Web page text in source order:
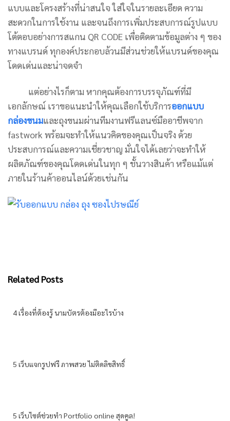
แบบและโครงสร้างที่น่าสนใจ ใส่ใจในรายละเอียด ความ
สะดวกในการใช้งาน และจนถึงการเพิ่มประสบการณ์รูปแบบ
โต้ตอบอย่างการสแกน QR CODE เพื่อติดตามข้อมูลต่าง ๆ ของ
ทางแบรนด์ ทุกองค์ประกอบล้วนมีส่วนช่วยให้แบรนด์ของคุณ
โดดเด่นและน่าจดจำ
แต่อย่างไรก็ตาม หากคุณต้องการบรรจุภัณฑ์ที่มี
เอกลักษณ์ เราขอแนะนำให้คุณเลือกใช้บริการออกแบบ
กล่องขนมและถุงขนมผ่านทีมงานฟรีแลนซ์มืออาชีพจาก
fastwork พร้อมจะทำให้แนวคิดของคุณเป็นจริง ด้วย
ประสบการณ์และความเชี่ยวชาญ มั่นใจได้เลยว่าจะทำให้
ผลิตภัณฑ์ของคุณโดดเด่นในทุก ๆ ชั้นวางสินค้า หรือแม้แต่
ภายในร้านค้าออนไลน์ด้วยเช่นกัน
Related Posts
4 เรื่องที่ต้องรู้ นามบัตรต้องมีอะไรบ้าง
5 เว็บแจกรูปฟรี ภาพสวย ไม่ติดลิขสิทธิ์
5 เว็บไซต์ช่วยทำ Portfolio online สุดคูล!